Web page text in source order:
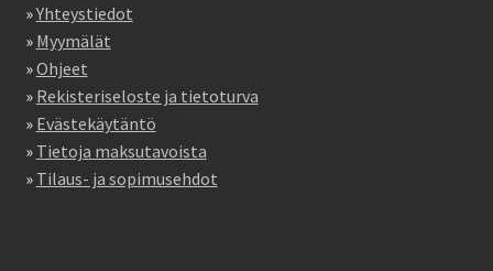
»Yhteystiedot
» Myymälät
»Ohjeet
» Rekisteriseloste ja tietoturva
» Evästekäytäntö
» Tietoja maksutavoista
» Tilaus- ja sopimusehdot